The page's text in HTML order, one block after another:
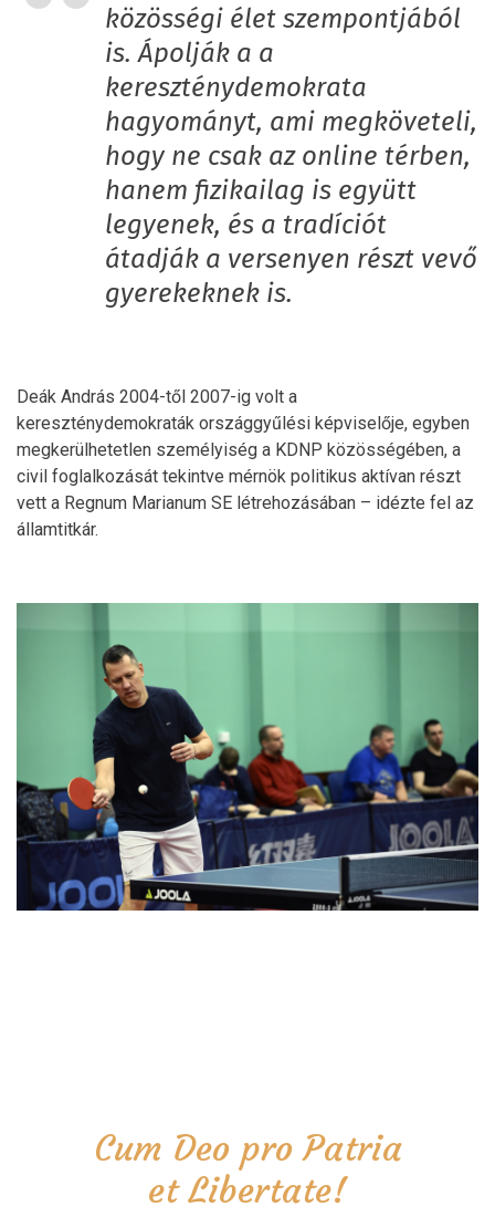
közösségi élet szempontjából
is. Ápolják a a
kereszténydemokrata
hagyományt, ami megköveteli,
hogy ne csak az online térben,
hanem fizikailag is együtt
legyenek, és a tradíciót
átadják a versenyen részt vevő
gyerekeknek is.
Deák András 2004-től 2007-ig volt a
kereszténydemokraták országgyűlési képviselője, egyben
megkerülhetetlen személyiség a KDNP közösségében, a
civil foglalkozását tekintve mérnök politikus aktívan részt
vett a Regnum Marianum SE létrehozásában – idézte fel az
államtitkár.
Cum Deo pro Patria
et Libertate!